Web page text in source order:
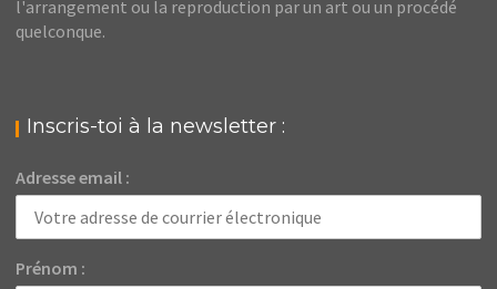
l'arrangement ou la reproduction par un art ou un procédé
quelconque.
Inscris-toi à la newsletter :
Adresse email :
Prénom :